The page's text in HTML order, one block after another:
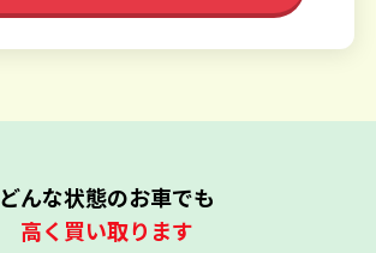
どんな状態のお車でも
高く買い取ります